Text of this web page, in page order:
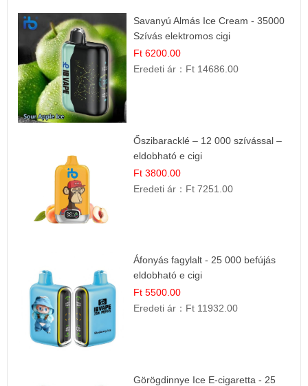
Savanyú Almás Ice Cream - 35000
Szívás elektromos cigi
Ft 6200.00
Eredeti ár： Ft 14686.00
Őszibaracklé – 12 000 szívással –
eldobható e cigi
Ft 3800.00
Eredeti ár： Ft 7251.00
Áfonyás fagylalt - 25 000 befújás
eldobható e cigi
Ft 5500.00
Eredeti ár： Ft 11932.00
Görögdinnye Ice E-cigaretta - 25